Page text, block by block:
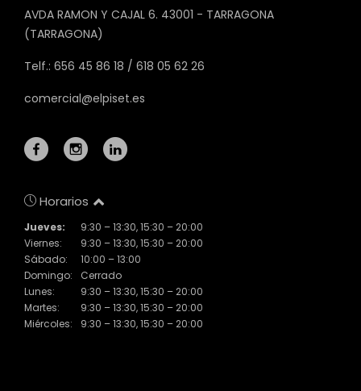
AVDA RAMON Y CAJAL 6. 43001 - TARRAGONA
(TARRAGONA)
Telf.: 656 45 86 18 / 618 05 62 26
comercial@elpiset.es
Horarios
Jueves:
9:30 – 13:30, 15:30 – 20:00
Viernes:
9:30 – 13:30, 15:30 – 20:00
Sábado:
10:00 – 13:00
Domingo:
Cerrado
Lunes:
9:30 – 13:30, 15:30 – 20:00
Martes:
9:30 – 13:30, 15:30 – 20:00
Miércoles:
9:30 – 13:30, 15:30 – 20:00